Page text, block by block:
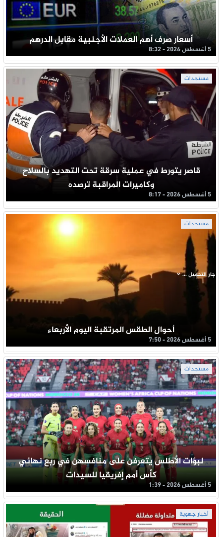
أسعار صرف أهم العملات الأجنبية مقابل الدرهم
5 أغسطس 2026 - 8:32
مستجدات
قاصر يتورط في عملية سرقة تحت التهديد بالسلاح
وكاميرات المراقبة ترصده
5 أغسطس 2026 - 8:17
مستجدات
أحوال الطقس المرتقبة اليوم الأربعاء
5 أغسطس 2026 - 7:50
مستجدات
لبؤات الأطلس يتعرفن على منافسهن في ربع نهائي
كأس أمم إفريقيا للسيدات
5 أغسطس 2026 - 1:39
أخبار جهوية
جار التحميل ...